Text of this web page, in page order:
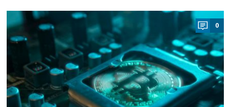
a
0